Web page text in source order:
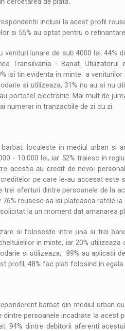
inclusi la acest profil
si 55% au optat pentru o
lunare de sub 4000 lei. 44%
Transilvania - Banat. Utilizatorul
isi tin evidenta in minte a veniturilor
si utilizeaza, 31% nu au si nu
portofel electronic. Mai mult de
numerar in tranzactiile de zi cu zi.
locuieste in mediul urban si
- 10.000 lei, iar 52% traiesc in
acestia au credit de nevoi
pe care le-au accesat este
sferturi dintre persoanele de la
reusesc sa isi plateasca ratele
la un moment dat amanarea
si foloseste intre una si trei
in minte, iar 20%
si utilizeaza, 89% au aplicatii
profil, 48% fac plati folosind in
barbat din mediul urban
persoanele incadrate la acest
94% dintre debitorii aferenti